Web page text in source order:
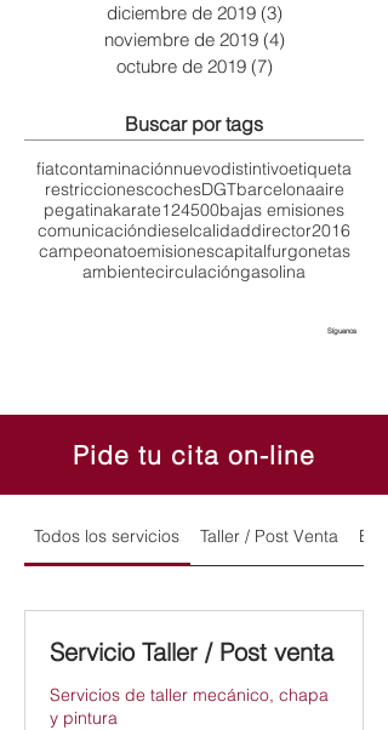
diciembre de 2019 (3)3 entradas
noviembre de 2019 (4)4 entradas
octubre de 2019 (7)7 entradas
Buscar por tags
Síguenos
fiatcontaminaciónnuevodistintivoetiqueta
restriccionescochesDGTbarcelonaaire
pegatinakarate124500bajas emisiones
comunicacióndieselcalidaddirector2016
campeonatoemisionescapitalfurgonetas
ambientecirculacióngasolina
Todos los servicios Taller / Post Venta
Servicio Taller / Post venta
Servicios de taller mecánico, chapa
y pintura
Pide tu cita on-line